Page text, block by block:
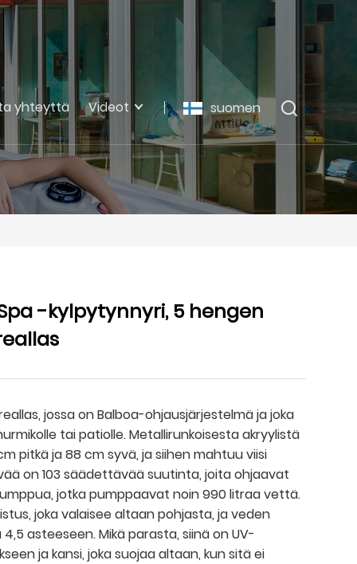
suomen
yhteyttä Videot
-kylpytynnyri, 5 hengen
jossa on Balboa-ohjausjärjestelmä ja joka
tai patiolle. Metallirunkoisesta akryylistä
pitkä ja 88 cm syvä, ja siihen mahtuu viisi
on 103 säädettävää suutinta, joita ohjaavat
jotka pumppaavat noin 990 litraa vettä.
joka valaisee altaan pohjasta, ja veden
asteeseen. Mikä parasta, siinä on UV-
ja kansi, joka suojaa altaan, kun sitä ei